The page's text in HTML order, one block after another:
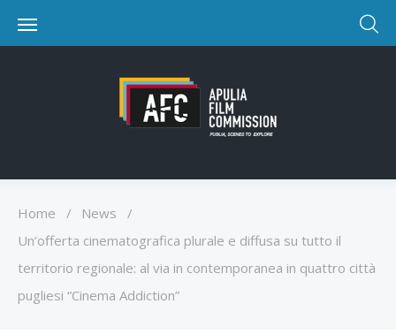
Home / News
/
Un’offerta cinematografica plurale e diffusa su tutto il
territorio regionale: al via in contemporanea in quattro città
pugliesi “Cinema Addiction”